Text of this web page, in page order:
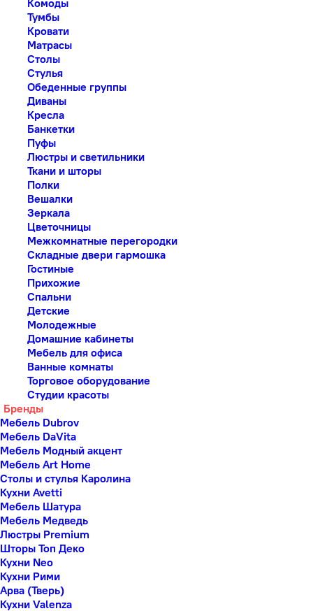
Комоды
Тумбы
Кровати
Матрасы
Столы
Стулья
Обеденные группы
Диваны
Кресла
Банкетки
Пуфы
Люстры и светильники
Ткани и шторы
Полки
Вешалки
Зеркала
Цветочницы
Межкомнатные перегородки
Складные двери гармошка
Гостиные
Прихожие
Спальни
Детские
Молодежные
Домашние кабинеты
Мебель для офиса
Ванные комнаты
Торговое оборудование
Студии красоты
Бренды
Мебель Dubrov
Мебель DaVita
Мебель Модный акцент
Мебель Art Home
Столы и стулья Каролина
Кухни Avetti
Мебель Шатура
Мебель Медведь
Люстры Premium
Шторы Топ Деко
Кухни Neo
Кухни Рими
Арва (Тверь)
Кухни Valenza